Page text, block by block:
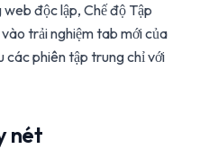
độc lập, Chế độ Tập
trải nghiệm tab mới của
các phiên tập trung chỉ với
nét